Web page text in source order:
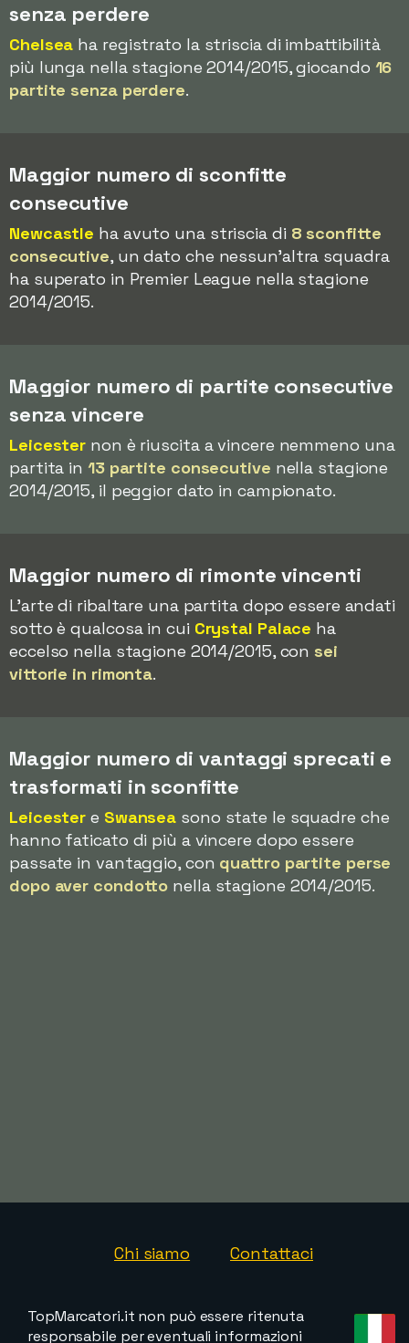
senza perdere
Chelsea ha registrato la striscia di imbattibilità
più lunga nella stagione 2014/2015, giocando 16
partite senza perdere.
Maggior numero di sconfitte
consecutive
Newcastle ha avuto una striscia di 8 sconfitte
consecutive, un dato che nessun'altra squadra
ha superato in Premier League nella stagione
2014/2015.
Maggior numero di partite consecutive
senza vincere
Leicester non è riuscita a vincere nemmeno una
partita in 13 partite consecutive nella stagione
2014/2015, il peggior dato in campionato.
Maggior numero di rimonte vincenti
L'arte di ribaltare una partita dopo essere andati
sotto è qualcosa in cui Crystal Palace ha
eccelso nella stagione 2014/2015, consei
vittorie in rimonta.
Maggior numero di vantaggi sprecati e
trasformati in sconfitte
Leicester e Swansea sono state le squadre che
hanno faticato di più a vincere dopo essere
passate in vantaggio, con quattro partite perse
dopo aver condotto nella stagione 2014/2015.
Chi siamo Contattaci
TopMarcatori.it non può essere ritenuta
responsabile per eventuali informazioni